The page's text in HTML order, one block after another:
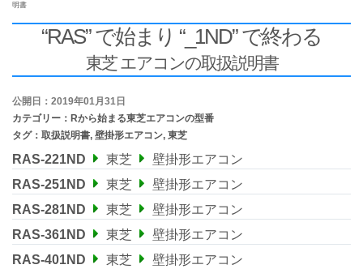
明書
“RAS” で始まり “_1ND” で終わる
東芝 エアコンの取扱説明書
公開日：2019年01月31日
カテゴリー： Rから始まる東芝エアコンの型番
タグ： 取扱説明書, 壁掛形エアコン, 東芝
RAS-221ND 東芝
壁掛形エアコン
RAS-251ND
東芝
壁掛形エアコン
RAS-281ND
東芝
壁掛形エアコン
RAS-361ND
東芝
壁掛形エアコン
RAS-401ND
東芝 壁掛形エアコン